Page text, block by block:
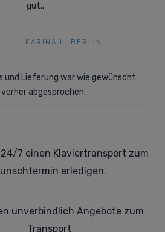
gut..
KARINA L. BERLIN
und Lieferung war wie gewünscht
abgesprochen.
24/7 einen Klaviertransport zum
erledigen.
unverbindlich Angebote zum
Transport